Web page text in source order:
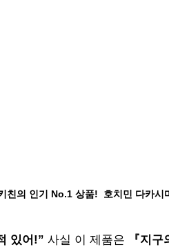
친의 인기 No.1 상품! 호치민 다카시
있어!” 사실 이 제품은 『지